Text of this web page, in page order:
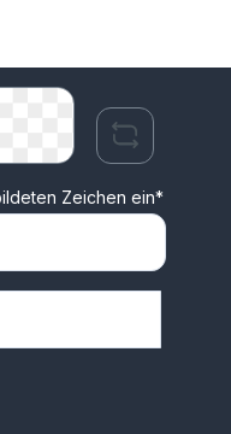
Zeichen ein*